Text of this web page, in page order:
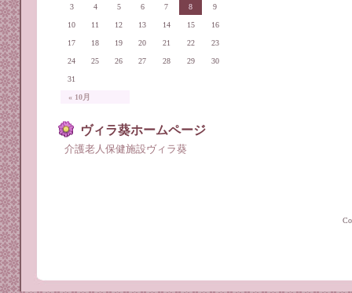
« 10月
3 4 5 6 7 8 9
10 11 12 13 14 15 16
17 18 19 20 21 22 23
24 25 26 27 28 29 30
31
ヴィラ葵ホームページ
介護老人保健施設ヴィラ葵